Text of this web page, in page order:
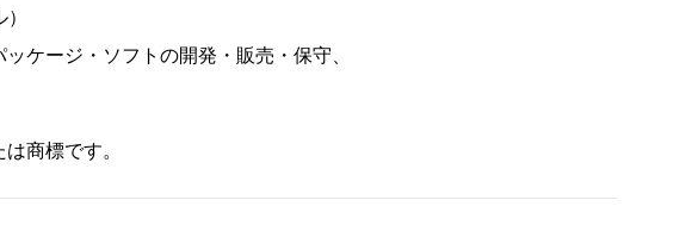
ケージ・ソフトの開発・販売・保守、
商標です。